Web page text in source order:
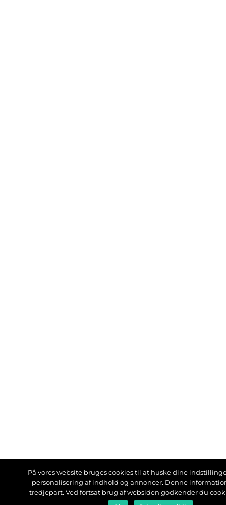
På vores website bruges cookies til at huske dine
personalisering af indhold og annoncer. Denne
tredjepart. Ved fortsat brug af websiden godkender du